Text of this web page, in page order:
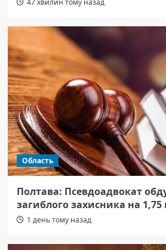
47 хвилин тому назад
Область
Полтава: Псевдоадвокат
загиблого захисника на
1 день тому назад